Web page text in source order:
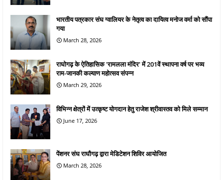
भारतीय पत्रकार संघ ग्वालियर के नेतृत्व का दायित्व मनोज वर्मा को सौंपा
गया
March 28, 2026
राघोगढ़ के ऐतिहासिक 'रामलला मंदिर' में 201वें स्थापना वर्ष पर भव्य
राम-जानकी कल्याण महोत्सव संपन्न
March 29, 2026
विभिन्न क्षेत्रों में उत्कृष्ट योगदान हेतु राजेश श्रीवास्तव को मिले सम्मान
June 17, 2026
पेंशनर संघ राघौगढ़ द्वारा मेडिटेशन शिविर आयोजित
March 28, 2026